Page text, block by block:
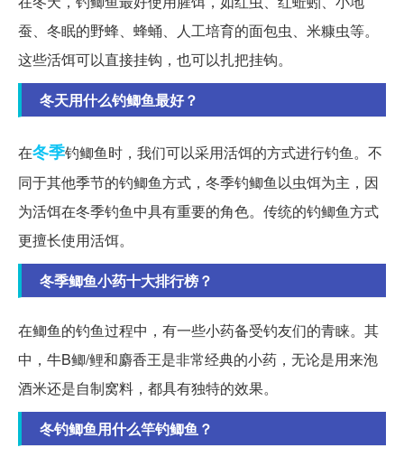
蚕、冬眠的野蜂、蜂蛹、人工培育的面包虫、米糠虫等。
这些活饵可以直接挂钩，也可以扎把挂钩。
冬天用什么钓鲫鱼最好？
在冬季钓鲫鱼时，我们可以采用活饵的方式进行钓鱼。不
同于其他季节的钓鲫鱼方式，冬季钓鲫鱼以虫饵为主，因
为活饵在冬季钓鱼中具有重要的角色。传统的钓鲫鱼方式
更擅长使用活饵。
冬季鲫鱼小药十大排行榜？
在鲫鱼的钓鱼过程中，有一些小药备受钓友们的青睐。其
中，牛B鲫/鲤和麝香王是非常经典的小药，无论是用来泡
酒米还是自制窝料，都具有独特的效果。
冬钓鲫鱼用什么竿钓鲫鱼？